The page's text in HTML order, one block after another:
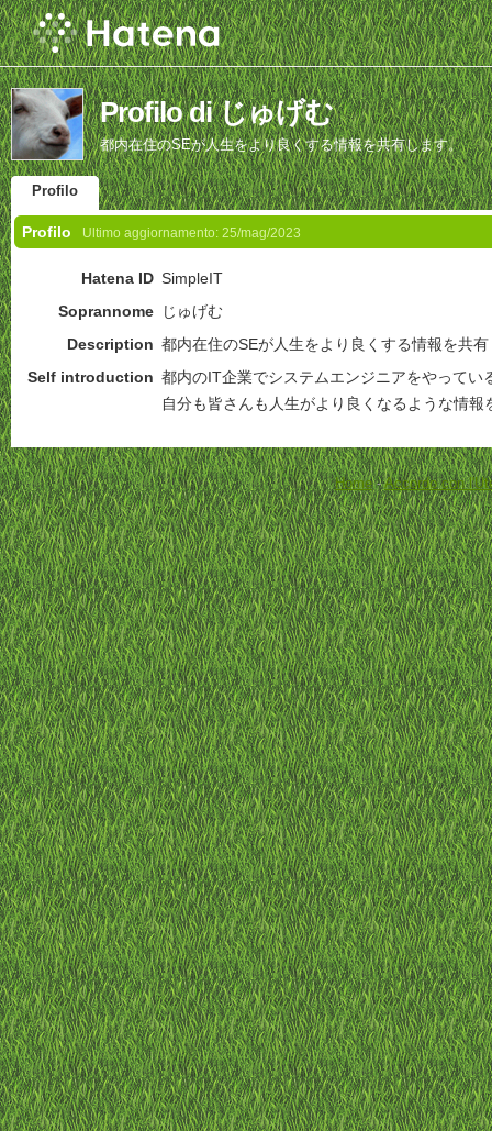
Profilo di じゅげむ
都内在住のSEが人生をより良くする情報を共有します。
Profilo
Profilo Ultimo aggiornamento: 25/mag/2023
Hatena ID SimpleIT
Soprannome
じゅげむ
Description 都内在住のSEが人生をより良くする情報を共
Self introduction 都内のIT企業でシステムエンジニアをやってい
自分も皆さんも人生がより良くなるような情報
Home-Accordo con